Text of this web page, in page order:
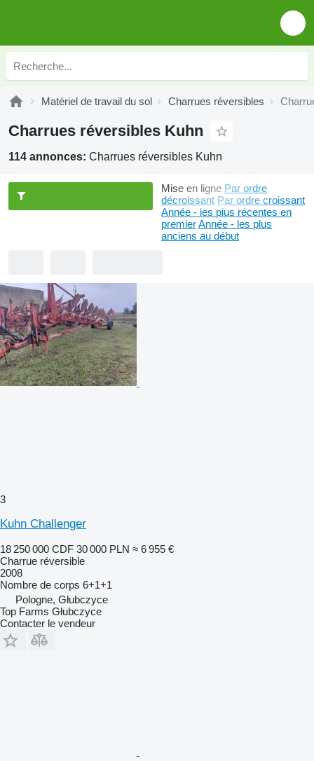
Matériel de travail du sol Charrues réversibles
Charrues réversibles Kuhn
114 annonces: Charrues réversibles Kuhn
Mise en ligne Par ordre
décroissant Par ordre croissant
Année - les plus récentes en
premierAnnée - les plus
anciens au début
3
Kuhn Challenger
18 250 000 CDF 30 000 PLN ≈ 6 955 €
Charrue réversible
2008
Nombre de corps 6+1+1
Pologne, Głubczyce
Top Farms Głubczyce
Contacter le vendeur